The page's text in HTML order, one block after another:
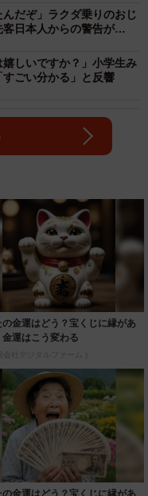
んだぞ」ラクダ乗りのおじ
客日本人からの警告が…
嬉しいですか？」小学生み
ごい分かる」と反響
の金運はどう？宝くじに縁があ
金運はこう変わる
会社デジタルファーム )
の金運はどう？宝くじに縁があ